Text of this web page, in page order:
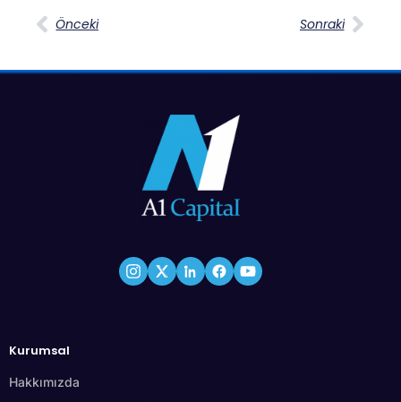
Önceki Sonraki
Kurumsal
Hakkımızda